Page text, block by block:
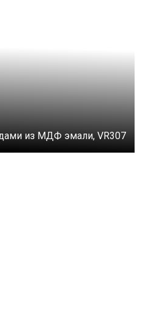
из МДФ эмали, VR307